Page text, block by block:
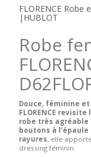
FLORENCE
|HUBLOT
Robe
Douce, féminine
FLORENCE
robe très agréable
boutons à
rayures, elle
dressing féminin.